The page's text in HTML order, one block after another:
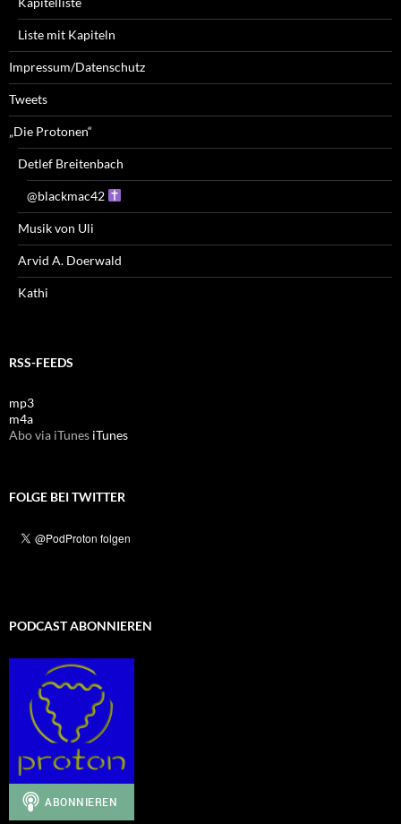
Liste mit Kapiteln
Impressum/Datenschutz
Tweets
„Die Protonen“
Detlef Breitenbach
@blackmac42
Musik von Uli
Arvid A. Doerwald
Kathi
RSS-FEEDS
mp3
m4a
Abo via iTunes iTunes
FOLGE BEI TWITTER
PODCAST ABONNIEREN